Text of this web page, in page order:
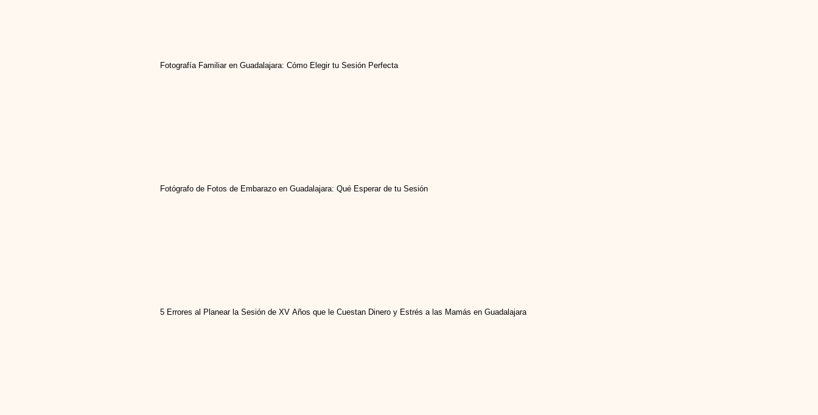
Fotografía Familiar en Guadalajara: Cómo Elegir tu Sesión Perfecta
Fotógrafo de Fotos de Embarazo en Guadalajara: Qué Esperar de tu Sesión
5 Errores al Planear la Sesión de XV Años que le Cuestan Dinero y Estrés a las Mamás en Guadalajara